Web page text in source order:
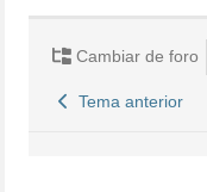
Cambiar de foro
Tema anterior